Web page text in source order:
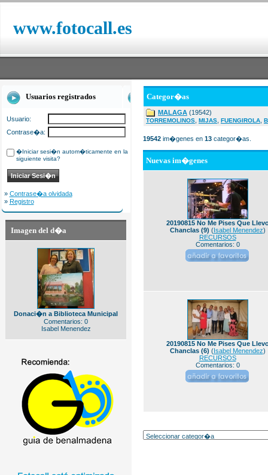
www.fotocall.es
Usuarios registrados
Usuario:
Contrase�a:
�Iniciar sesi�n autom�ticamente en la
siguiente visita?
» Contrase�a olvidada
» Registro
Imagen del d�a
Donaci�n a Biblioteca Municipal
Comentarios: 0
Isabel Menendez
Categor�as
MALAGA (19542)
TORREMOLINOS MIJAS FUENGIROLA
19542 im�genes en 13 categor�as.
Nuevas im�genes
20190815 No Me Pises Que
Chanclas (9) (Isabel Menendez)
RECURSOS
Comentarios: 0
20190815 No Me Pises Que
Chanclas (6) (Isabel Menendez)
RECURSOS
Comentarios: 0